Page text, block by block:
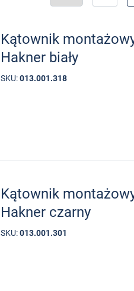
Kątownik
Hakner biały
SKU: 013.001.318
Kątownik
Hakner czarny
SKU: 013.001.301